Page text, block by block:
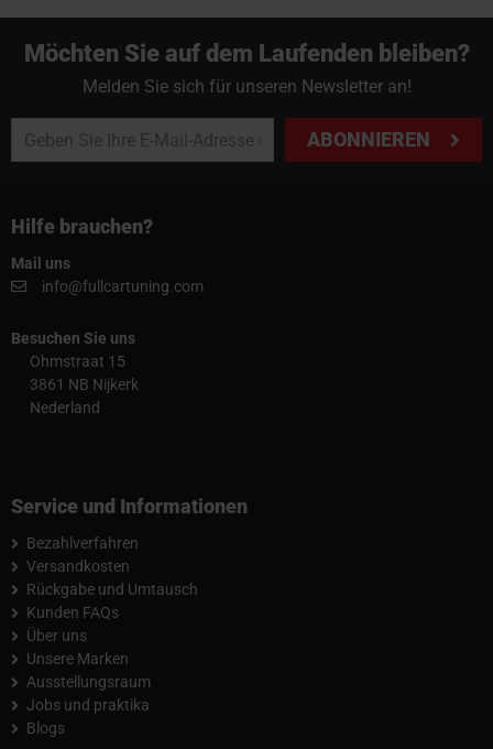
Möchten Sie auf dem Laufenden bleiben?
Melden Sie sich für unseren Newsletter an!
ABONNIEREN
Hilfe brauchen?
Mail uns
info@fullcartuning.com
Besuchen Sie uns
Ohmstraat 15
3861 NB Nijkerk
Nederland
Service und Informationen
Bezahlverfahren
Versandkosten
Rückgabe und Umtausch
Kunden FAQs
Über uns
Unsere Marken
Ausstellungsraum
Jobs und praktika
Blogs